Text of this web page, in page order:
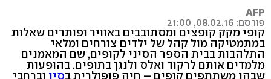
AFP
פורסם: 08.02.16, 21:00
קופי מקק קופצים ומסתובבים באוויר ופותרים שאלות
במתמטיקה מול קהל של ילדים צורחים ומלאי
התלהבות בבית הספר הסיני לקופים, שם המאמנים
מלמדים אותם לרקוד ואלס ולנגן בתופים. בהופעות
שבהן משתתפים קופים – חיה פופולרית בסין וברחבי